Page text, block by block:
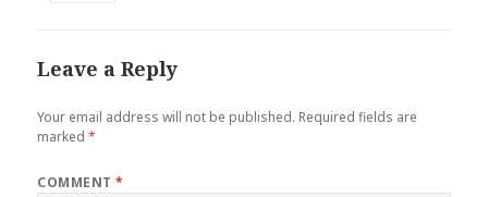
Leave a Reply
Your email address will not be published. Required fields are
marked*
COMMENT*